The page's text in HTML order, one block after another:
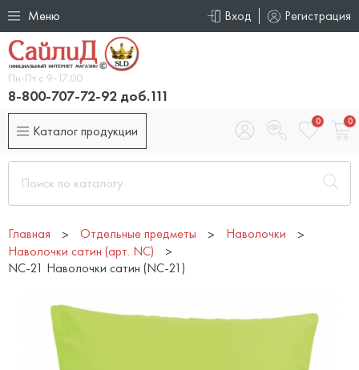
Меню Вход Регистрация
Пн-Пт с 9-17.00
8-800-707-72-92 доб.111
Каталог продукции
0 0
Главная Отдельные предметы
Наволочки
Наволочки сатин (арт. NC)
NC-21 Наволочки сатин (NC-21)